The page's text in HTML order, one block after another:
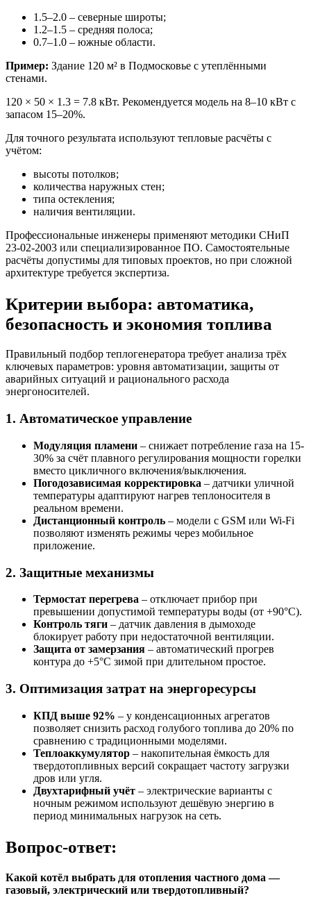
1.5–2.0 – северные широты;
1.2–1.5 – средняя полоса;
0.7–1.0 – южные области.
Пример: Здание 120 м² в Подмосковье с утеплёнными
стенами.
120 × 50 × 1.3 = 7.8 кВт. Рекомендуется модель на 8–10 кВт с
запасом 15–20%.
Для точного результата используют тепловые расчёты с
учётом:
высоты потолков;
количества наружных стен;
типа остекления;
наличия вентиляции.
Профессиональные инженеры применяют методики СНиП
23-02-2003 или специализированное ПО. Самостоятельные
расчёты допустимы для типовых проектов, но при сложной
архитектуре требуется экспертиза.
Критерии выбора: автоматика,
безопасность и экономия топлива
Правильный подбор теплогенератора требует анализа трёх
ключевых параметров: уровня автоматизации, защиты от
аварийных ситуаций и рационального расхода
энергоносителей.
1. Автоматическое управление
Модуляция пламени – снижает потребление газа на 15-
30% за счёт плавного регулирования мощности горелки
вместо цикличного включения/выключения.
Погодозависимая корректировка – датчики уличной
температуры адаптируют нагрев теплоносителя в
реальном времени.
Дистанционный контроль – модели с GSM или Wi-Fi
позволяют изменять режимы через мобильное
приложение.
2. Защитные механизмы
Термостат перегрева – отключает прибор при
превышении допустимой температуры воды (от +90°C).
Контроль тяги – датчик давления в дымоходе
блокирует работу при недостаточной вентиляции.
Защита от замерзания – автоматический прогрев
контура до +5°C зимой при длительном простое.
3. Оптимизация затрат на энергоресурсы
КПД выше 92% – у конденсационных агрегатов
позволяет снизить расход голубого топлива до 20% по
сравнению с традиционными моделями.
Теплоаккумулятор – накопительная ёмкость для
твердотопливных версий сокращает частоту загрузки
дров или угля.
Двухтарифный учёт – электрические варианты с
ночным режимом используют дешёвую энергию в
период минимальных нагрузок на сеть.
Вопрос-ответ:
Какой котёл выбрать для отопления частного дома —
газовый, электрический или твердотопливный?